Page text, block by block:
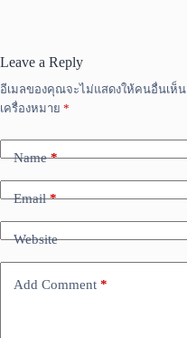
Leave a Reply
อีเมลของคุณจะไม่แสดงให้คนอื่นเห็น
เครื่องหมาย *
Name*
Email*
Website
Add Comment *